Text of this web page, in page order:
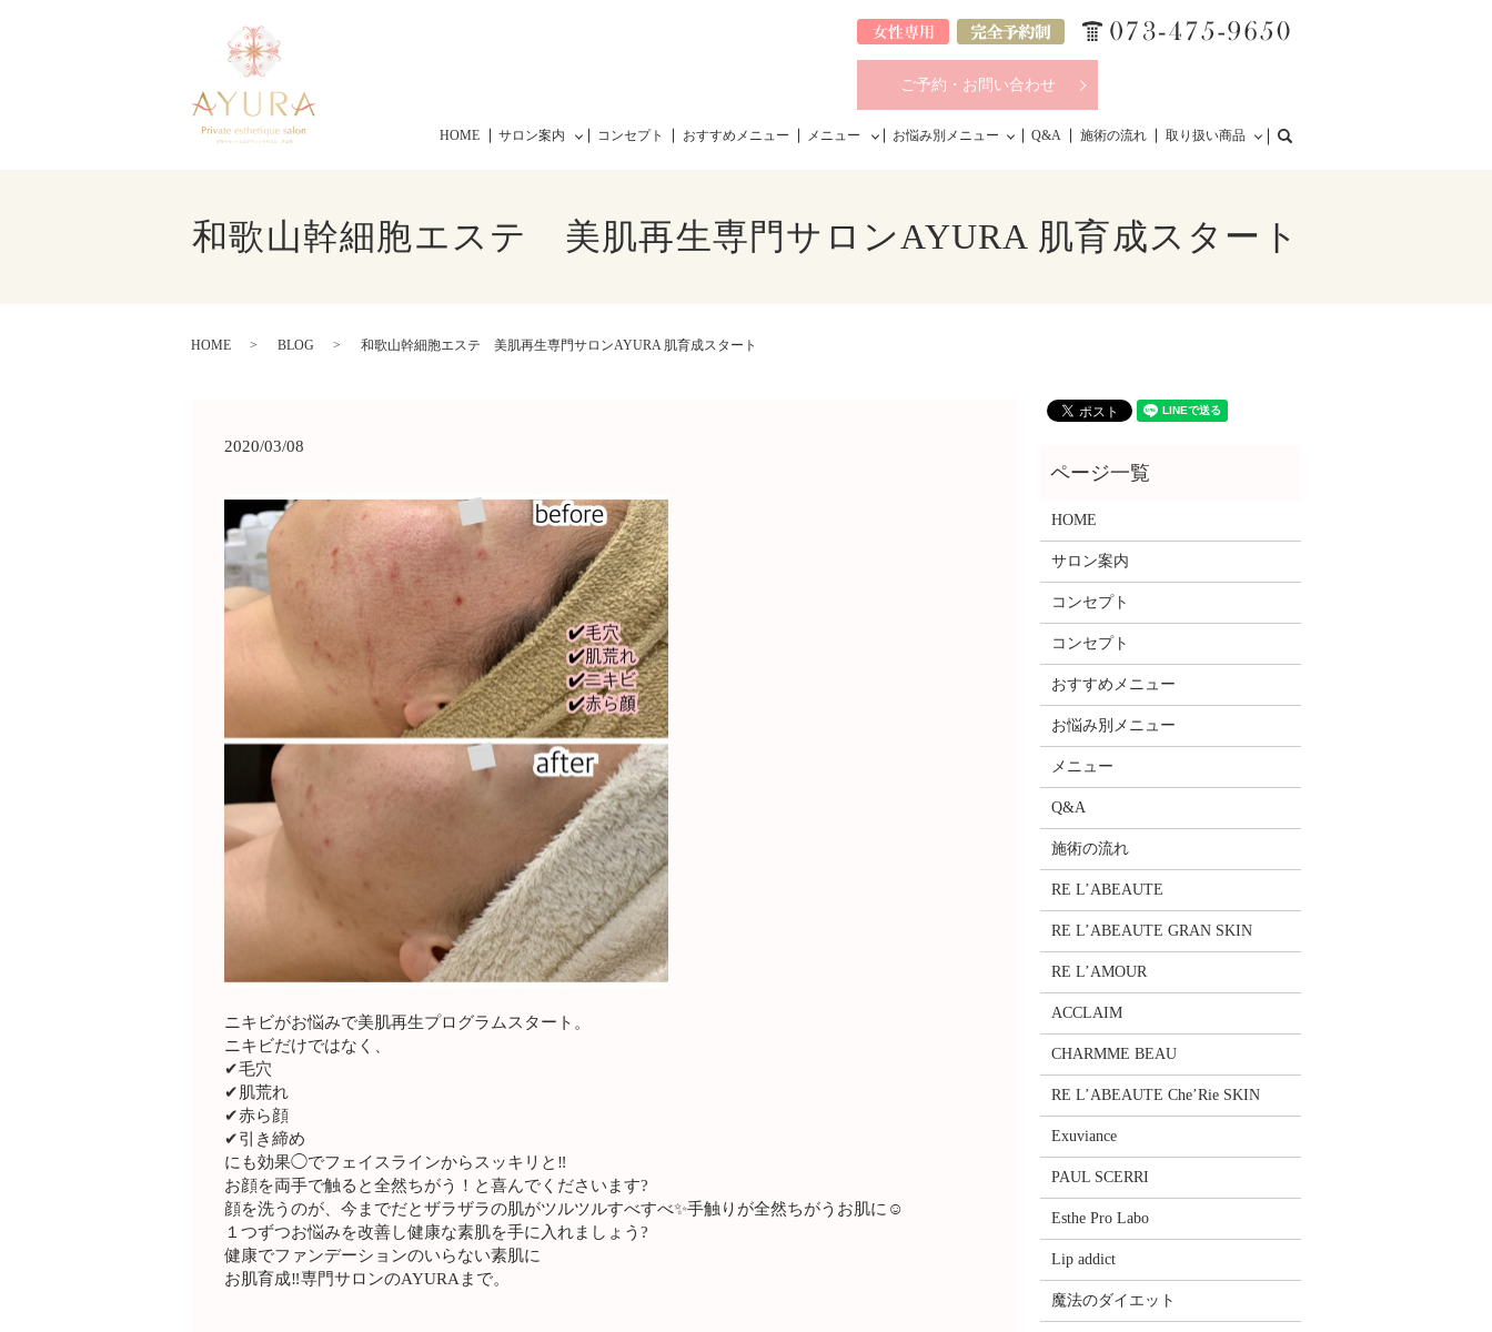
HOME サロン案内 コンセプト おすすめメニュー メニュー お悩み別メニュー Q&A 施術の流れ 取り扱い商品
ご予約・お問い合わせ
和歌山幹細胞エステ 美肌再生専門サロンAYURA 肌育成スタート
HOME BLOG 和歌山幹細胞エステ 美肌再生専門サロンAYURA 肌育成スタート
2020/03/08
ニキビがお悩みで美肌再生プログラムスタート。
ニキビだけではなく、
✔︎毛穴
✔︎肌荒れ
✔︎赤ら顔
✔︎引き締め
にも効果◯でフェイスラインからスッキリと‼️
お顔を両手で触ると全然ちがう！と喜んでくださいます?
顔を洗うのが、今までだとザラザラの肌がツルツルすべすべ✨手触りが全然ちがうお肌に☺️
１つずつお悩みを改善し健康な素肌を手に入れましょう?
健康でファンデーションのいらない素肌に
お肌育成‼️専門サロンのAYURAまで。
HOME
サロン案内
コンセプト
コンセプト
おすすめメニュー
お悩み別メニュー
メニュー
Q&A
施術の流れ
RE L’ABEAUTE
RE L’ABEAUTE GRAN SKIN
RE L’AMOUR
ACCLAIM
CHARMME BEAU
RE L’ABEAUTE Che’Rie SKIN
Exuviance
PAUL SCERRI
Esthe Pro Labo
Lip addict
魔法のダイエット